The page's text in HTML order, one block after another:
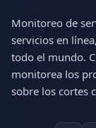
Monitoreo de
servicios en
todo el mundo.
monitorea los
sobre los cortes